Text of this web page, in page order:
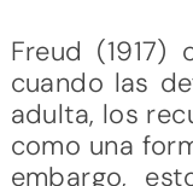
Freud
cuando las
adulta, los
como una
embargo,